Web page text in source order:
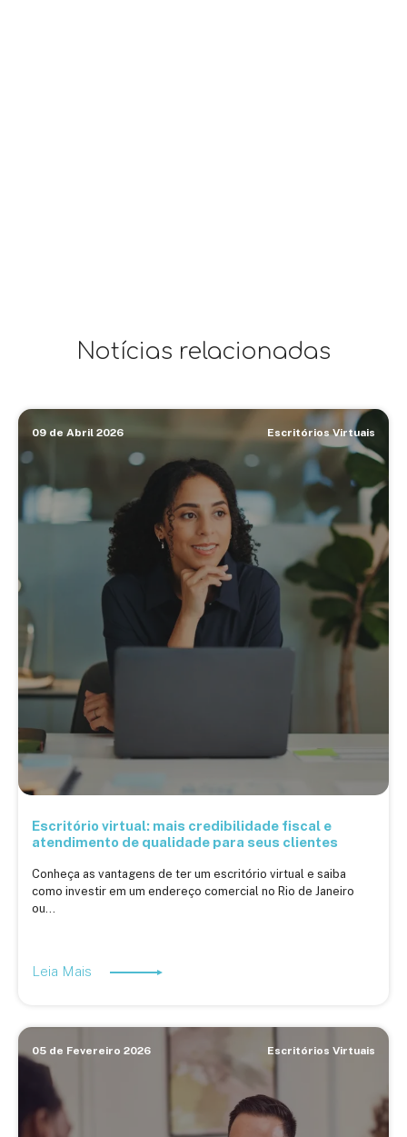
Notícias relacionadas
09 de Abril 2026 Escritórios Virtuais
Escritório virtual: mais credibilidade fiscal e
atendimento de qualidade para seus clientes
Conheça as vantagens de ter um escritório virtual e saiba
como investir em um endereço comercial no Rio de Janeiro
ou...
Leia Mais
05 de Fevereiro 2026 Escritórios Virtuais